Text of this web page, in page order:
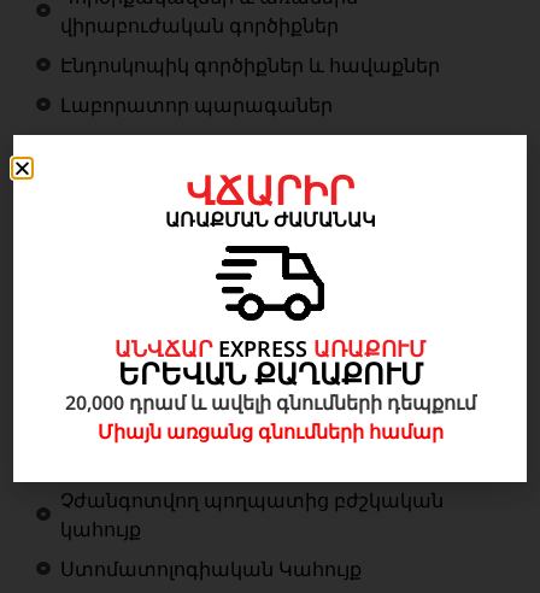
վիրաբուժական գործիքներ
Էնդոսկոպիկ գործիքներ և հավաքներ
Լաբորատոր պարագաներ
պարագաներ և գործիքներ
Ճողվածքացանցեր, կարանյութեր և ավելին
Մանկաբարձության. գինեկոլոգիայի և
նեոնատոլոգիայի մեջ տարբեր
պարագաներ և գործիքներ
Բժշկական հագուստ և կոշիկներ
Բժշկական կահույք
Չժանգոտվող պողպատից բժշկական
կահույք
Ստոմատոլոգիական Կահույք
ՎՃԱՐԻՐ
ԱՌԱՔՄԱՆ ԺԱՄԱՆԱԿ
ԱՆՎՃԱՐ EXPRESS ԱՌԱՔՈՒՄ
ԵՐԵՎԱՆ ՔԱՂԱՔՈՒՄ
20,000 դրամ և ավելի գնումների դեպքում
Միայն առցանց գնումների համար